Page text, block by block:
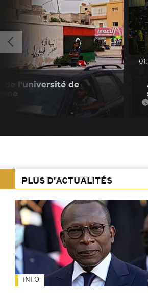
de l'université de
PLUS D'ACTUALITÉS
INFO